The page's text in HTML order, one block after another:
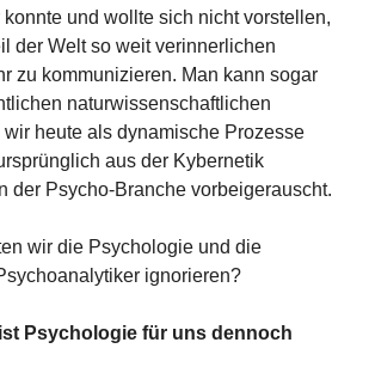
konnte und wollte sich nicht vorstellen,
der Welt so weit verinnerlichen
zu kommunizieren. Man kann sogar
naturwissenschaftlichen
heute als dynamische Prozesse
aus der Kybernetik
der Psycho-Branche vorbeigerauscht.
wir die Psychologie und die
ignorieren?
Psychologie für uns dennoch